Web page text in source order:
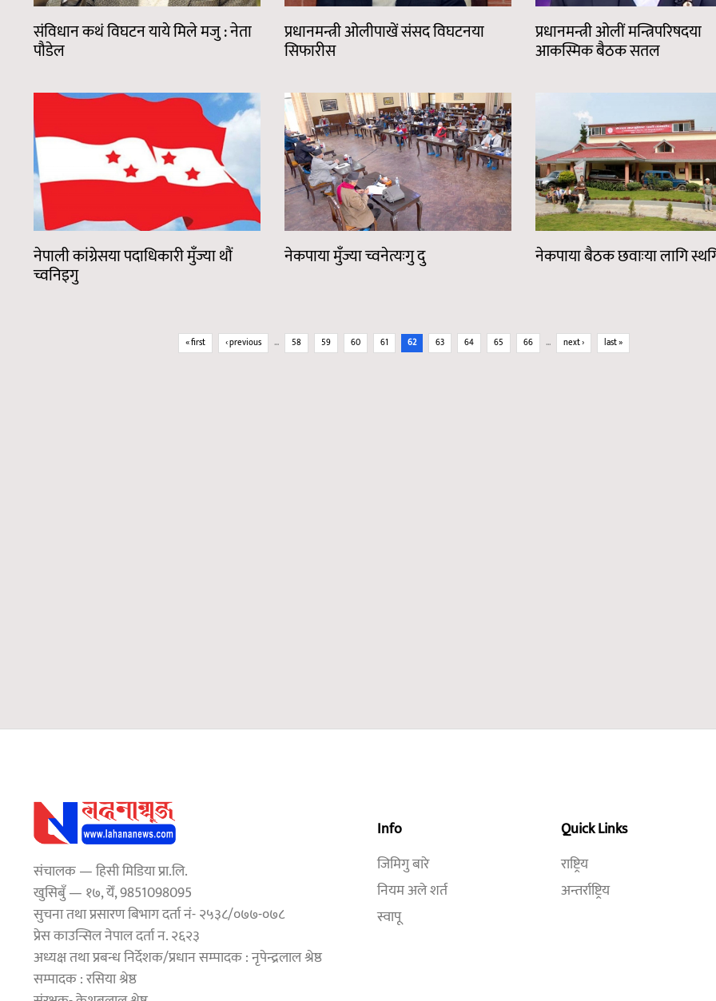
संविधान कथं विघटन याये मिले मजु : नेता
पौडेल
प्रधानमन्त्री ओलीपाखें संसद विघटनया
सिफारीस
प्रधानमन्त्री ओलीं मन्त्रिपरिषदया
आकस्मिक बैठक सतल
नेपाली कांग्रेसया पदाधिकारी मुँज्या थौं
च्वनिइगु
नेकपाया मुँज्या च्वनेत्यःगु दु नेकपाया बैठक छवाःया लागि
« first ‹ previous … 58 59 60 61 62 63 64 65 66 … next › last »
संचालक — हिसी मिडिया प्रा.लि.
खुसिबुँ — १७, येँ, 9851098095
सुचना तथा प्रसारण बिभाग दर्ता नं- २५३८/०७७-०७८
प्रेस काउन्सिल नेपाल दर्ता न. २६२३
अध्यक्ष तथा प्रबन्ध निर्देशक/प्रधान सम्पादक : नृपेन्द्रलाल श्रेष्ठ
सम्पादक : रसिया श्रेष्ठ
Info
जिमिगु बारे
नियम अले शर्त
स्वापू
Quick Links
राष्ट्रिय
अन्तर्राष्ट्रिय